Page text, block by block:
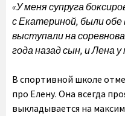
«У меня супруга
с Екатериной, были обе
выступали на
года назад сын, и Лена
В спортивной школе
про Елену. Она всегда
выкладывается на